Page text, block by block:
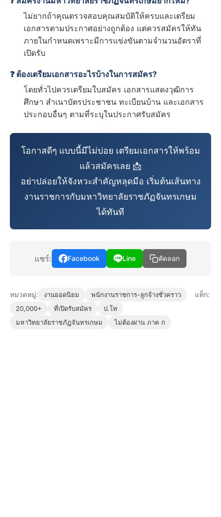
ไม่ยากถ้าคุณตรวจสอบคุณสมบัติให้ครบและเตรียม
เอกสารตามประกาศอย่างถูกต้อง แต่ควรสมัครให้ทัน
ภายในกำหนดเพราะมีการแข่งขันตามจำนวนอัตราที่
เปิดรับ
❓ ต้องเตรียมเอกสารอะไรบ้างในการสมัคร?
โดยทั่วไปควรเตรียมใบสมัคร เอกสารแสดงวุฒิการ
ศึกษา สำเนาบัตรประชาชน ทะเบียนบ้าน และเอกสาร
ประกอบอื่นๆ ตามที่ระบุในประกาศรับสมัคร
โอกาสดีๆ แบบนี้มีไม่บ่อย เตรียมเอกสารให้พร้อม
แล้วสมัครเลย 📩
อย่าปล่อยให้จังหวะสำคัญหลุดมือ เริ่มต้นเส้นทาง
งานราชการกับมหาวิทยาลัยราชภัฏจันทรเกษม
ได้ทันที
แชร์: Facebook Line คัดลอก
หมวดหมู่: งานยอดนิยม พนักงานราชการ-ลูกจ้างชั่วคราว แท็ก:
20,000+ ที่เปิดรับสมัคร
ป.โท
มหาวิทยาลัยราชภัฏจันทรเกษม
ไม่ต้องผ่าน ภาค ก